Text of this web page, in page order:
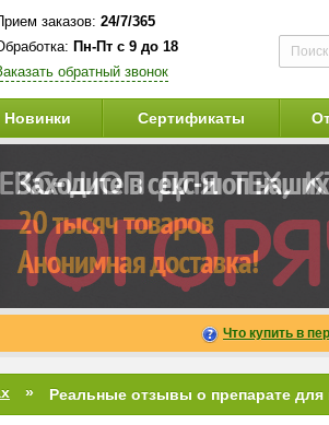
заказов: 24/7/365
Пн-Пт с 9 до 18
обратный звонок
Новинки Сертификаты
Что купить в